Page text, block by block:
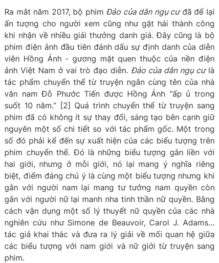
Ra mắt năm 2017, bộ phim Đảo của dân ngụ cưđã để lại
ấn tượng cho người xem cũng như gặt hái thành công
khi nhận về nhiều giải thưởng danh giá. Đây cũng là bộ
phim điện ảnh đầu tiên đánh dấu sự định danh của diễn
viên Hồng Ánh - gương mặt quen thuộc của nền điện
ảnh Việt Nam ở vai trò đạo diễn. Đảo của dân ngụ cưlà
tác phẩm chuyển thể từ truyện ngắn cùng tên của nhà
văn nam Đỗ Phước Tiến được Hồng Ánh “ấp ủ trong
suốt 10 năm.” [2] Quá trình chuyển thể từ truyện sang
phim đã có không ít sự thay đổi, sáng tạo bên cạnh giữ
nguyên một số chi tiết so với tác phẩm gốc. Một trong
số đó phải kể đến sự xuất hiện của các biểu tượng trên
phim chuyển thể. Đó là những biểu tượng gắn liền với
hai giới, nhưng ở mỗi giới, nó lại mang ý nghĩa riêng
biệt, điểm đáng chú ý là cùng một biểu tượng nhưng khi
gắn với người nam lại mang tư tưởng nam quyền còn
gắn với người nữ lại manh nha tinh thần nữ quyền. Bằng
cách vận dụng một số lý thuyết nữ quyền của các nhà
nghiên cứu như Simone de Beauvoir, Carol J. Adams…
tác giả khai thác và đưa ra lý giải về mối quan hệ giữa
các biểu tượng với nam giới và nữ giới từ truyện sang
phim.